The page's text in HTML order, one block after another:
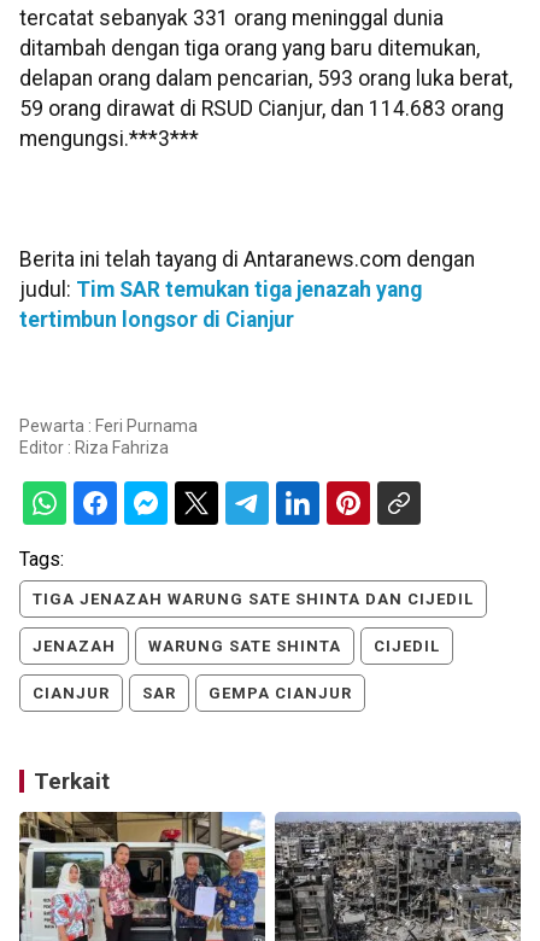
tercatat sebanyak 331 orang meninggal dunia
ditambah dengan tiga orang yang baru ditemukan,
delapan orang dalam pencarian, 593 orang luka berat,
59 orang dirawat di RSUD Cianjur, dan 114.683 orang
mengungsi.***3***
Berita ini telah tayang di Antaranews.com dengan
judul: Tim SAR temukan tiga jenazah yang
tertimbun longsor di Cianjur
Pewarta : Feri Purnama
Editor : Riza Fahriza
Tags:
TIGA JENAZAH WARUNG SATE SHINTA DAN CIJEDIL
JENAZAH WARUNG SATE SHINTA CIJEDIL
CIANJUR SAR GEMPA CIANJUR
Terkait